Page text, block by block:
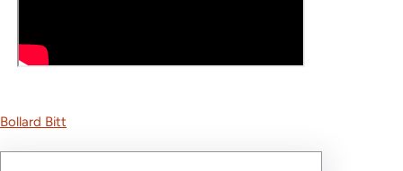
Bollard Bitt